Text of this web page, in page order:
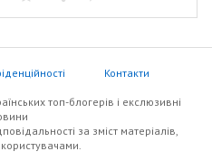
Контакти
топ-блогерів i екслюзивнi
за зміст матеріалів,